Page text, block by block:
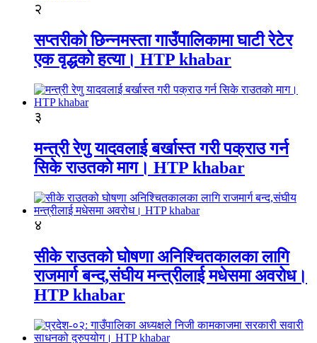
२
सप्तरीको छिन्नमस्ता गाउँपालिकामा घाटी रेटेर
एक वृद्धको हत्या। HTP khabar
३
मन्त्री रेणु यादवलाई बर्खास्त गरी पक्राउ गर्न
सिके राउतकाे माग। HTP khabar
४
सीके राउतको घोषणा अनिश्चितकालका लागि
राजमार्ग बन्द,संघीय मन्त्रीलाई मधेसमा अवरोध।
HTP khabar